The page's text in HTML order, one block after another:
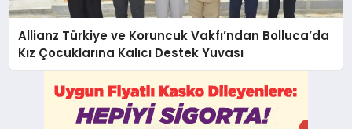
Allianz Türkiye ve Koruncuk Vakfı’ndan Bolluca’da
Kız Çocuklarına Kalıcı Destek Yuvası